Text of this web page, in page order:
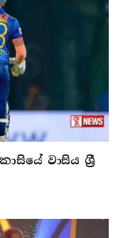
වාසිය ශ්‍රී